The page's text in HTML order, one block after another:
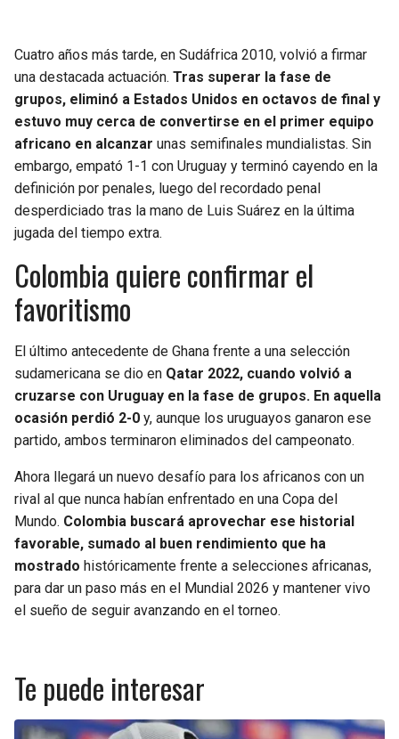
Cuatro años más tarde, en Sudáfrica 2010, volvió a firmar
una destacada actuación. Tras superar la fase de
grupos, eliminó a Estados Unidos en octavos de final y
estuvo muy cerca de convertirse en el primer equipo
africano en alcanzar unas semifinales mundialistas. Sin
embargo, empató 1-1 con Uruguay y terminó cayendo en la
definición por penales, luego del recordado penal
desperdiciado tras la mano de Luis Suárez en la última
jugada del tiempo extra.
Colombia quiere confirmar el
favoritismo
El último antecedente de Ghana frente a una selección
sudamericana se dio en Qatar 2022, cuando volvió a
cruzarse con Uruguay en la fase de grupos. En aquella
ocasión perdió 2-0 y, aunque los uruguayos ganaron ese
partido, ambos terminaron eliminados del campeonato.
Ahora llegará un nuevo desafío para los africanos con un
rival al que nunca habían enfrentado en una Copa del
Mundo. Colombia buscará aprovechar ese historial
favorable, sumado al buen rendimiento que ha
mostrado históricamente frente a selecciones africanas,
para dar un paso más en el Mundial 2026 y mantener vivo
el sueño de seguir avanzando en el torneo.
Te puede interesar